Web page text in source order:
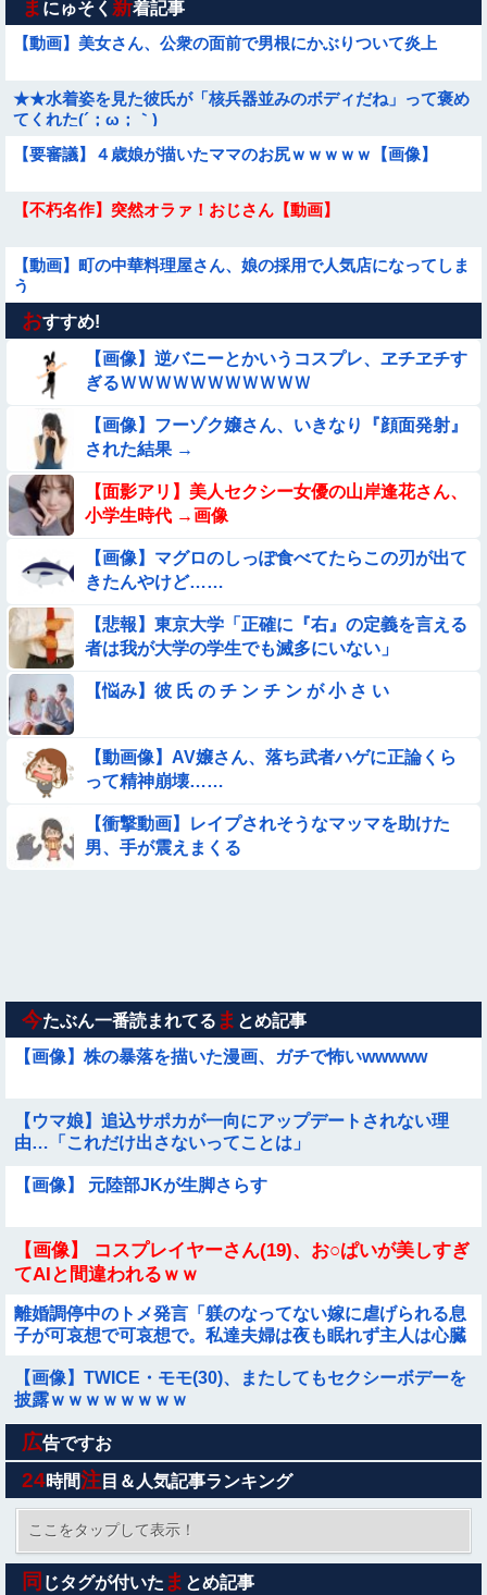
ま にゅそく 新着記事
【動画】美女さん、公衆の面前で男根にかぶりついて炎上
★★水着姿を見た彼氏が「核兵器並みのボディだね」って褒め
てくれた(´；ω；｀)
【要審議】４歳娘が描いたママのお尻ｗｗｗｗｗ【画像】
【不朽名作】突然オラァ！おじさん【動画】
【動画】町の中華料理屋さん、娘の採用で人気店になってしま
う
【動画あり】ボーイッシュ美少女「どうしたん？おっぱい揉
む？❤」
【悲報】昭和世代さん、「1時間弱」は1時間に満たない、「1
時間強」は1時間＋αだと思ってる😭
【動画】スペインのJK、レベチｗｗｗｗｗｗｗｗｗｗ
【画像】こういう『横乳』が見える服装ｗｗｗｗｗｗｗｗｗｗ
ｗｗ
ｗｗｗｗｗ
【画像】115年前に作られた『幻の28府県案』が意外といいか
も →
【参考画像】脱がしたら『残念オッパイ』を褒める時の模範解
答
【動画】南米系のデカパイぽっちゃり女さん、配信がヱ口すぎ
ｗｗｗｗｗｗｗ
【朗報】メンヘラ女の子、可愛すぎると話題にｗｗｗｗｗｗｗ
ｗｗｗｗ
おすすめ!
【画像】逆バニーとかいうコスプレ、ヱチヱチす
ぎるＷＷＷＷＷＷＷＷＷＷＷ
【画像】フーゾク嬢さん、いきなり『顔面発射』
された結果 →
【面影アリ】美人セクシー女優の山岸逢花さん、
小学生時代 →画像
【画像】マグロのしっぽ食べてたらこの刃が出て
きたんやけど……
【悲報】東京大学「正確に『右』の定義を言える
者は我が大学の学生でも滅多にいない」
【悩み】彼 氏 の チ ン チ ン が 小 さ い
【動画像】AV嬢さん、落ち武者ハゲに正論くら
って精神崩壊……
【衝撃動画】レイプされそうなマッマを助けた
男、手が震えまくる
今たぶん一番読まれてる ま とめ記事
【画像】株の暴落を描いた漫画、ガチで怖いwwwww
【ウマ娘】追込サポカが一向にアップデートされない理
由…「これだけ出さないってことは」
【画像】 元陸部JKが生脚さらす
【画像】 コスプレイヤーさん(19)、お○ぱいが美しすぎ
てAIと間違われるｗｗ
離婚調停中のトメ発言「躾のなってない嫁に虐げられる息
子が可哀想で可哀想で。私達夫婦は夜も眠れず主人は心臓
【画像】TWICE・モモ(30)、またしてもセクシーボデーを
披露ｗｗｗｗｗｗｗｗ
「踊る大捜査線」新作映画に声優4人出演！！！他
【動画】イッヌ、煽ってしまう
素直に中国の発展すごいよな
広告ですお
24時間注 目＆人気記事ランキング
ここをタップして表示！
同 じタグが付いた ま とめ記事